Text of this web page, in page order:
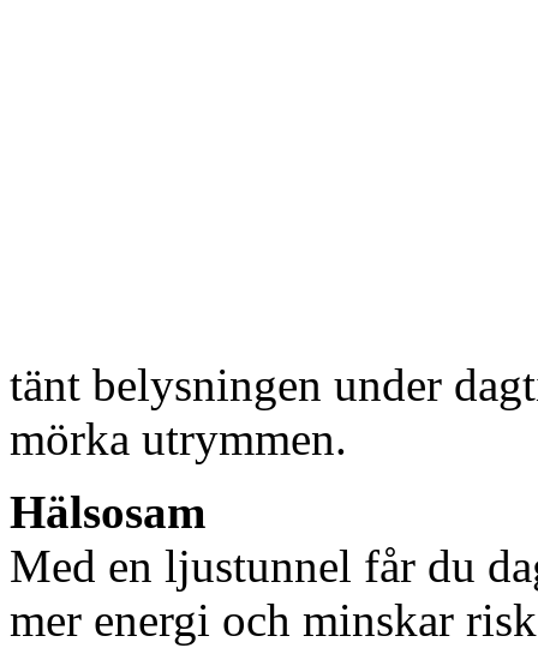
tänt belysningen under
mörka utrymmen.
Hälsosam
Med en ljustunnel får du
mer energi och minskar